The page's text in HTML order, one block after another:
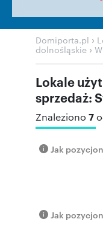
Domiporta.pl ›
dolnośląskie ›
Lokale
sprzedaż:
Znaleziono 7
Jak
Jak